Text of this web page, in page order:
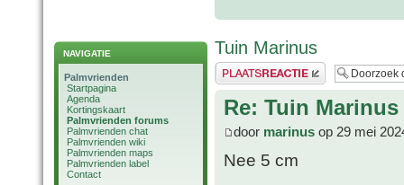
NAVIGATIE
Palmvrienden
Startpagina
Agenda
Kortingskaart
Palmvrienden forums
Palmvrienden chat
Palmvrienden wiki
Palmvrienden maps
Palmvrienden label
Contact
Tuin Marinus
Plaats een reactie
Re: Tuin Marinus
door marinus op 29 mei
Nee 5 cm